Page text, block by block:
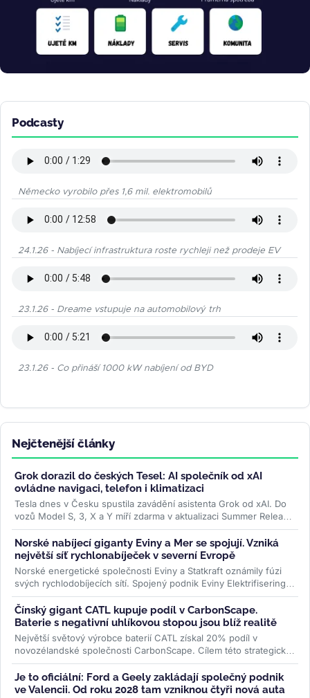
Podcasty
Německo vyrobilo přes 1,6 mil. elektromobilů
24.1.26 - Nabíjecí infrastruktura roste rychleji než prodeje EV
23.1.26 - Dreame vstupuje na automobilový trh
23.1.26 - Co přináší 1000 kW nabíjení od BYD
Nejčtenější články
Grok dorazil do českých Tesel: AI společník od xAI
ovládne navigaci, telefon i klimatizaci
Tesla dnes v Česku spustila zavádění asistenta Grok od xAI. Do
vozů Model S, 3, X a Y míří zdarma v aktualizaci Summer Release
— hlasem...>>
Norské nabíjecí giganty Eviny a Mer se spojují. Vzniká
největší síť rychlonabíječek v severní Evropě
Norské energetické společnosti Eviny a Statkraft oznámily fúzi
svých rychlodobíjecích sítí. Spojený podnik Eviny Elektrifisering
bude mít...>>
Čínský gigant CATL kupuje podíl v CarbonScape.
Baterie s negativní uhlíkovou stopou jsou blíž realitě
Největší světový výrobce baterií CATL získal 20% podíl v
novozélandské společnosti CarbonScape. Cílem této strategické
investice je...>>
Je to oficiální: Ford a Geely zakládají společný podnik
ve Valencii. Od roku 2028 tam vzniknou čtyři nová auta